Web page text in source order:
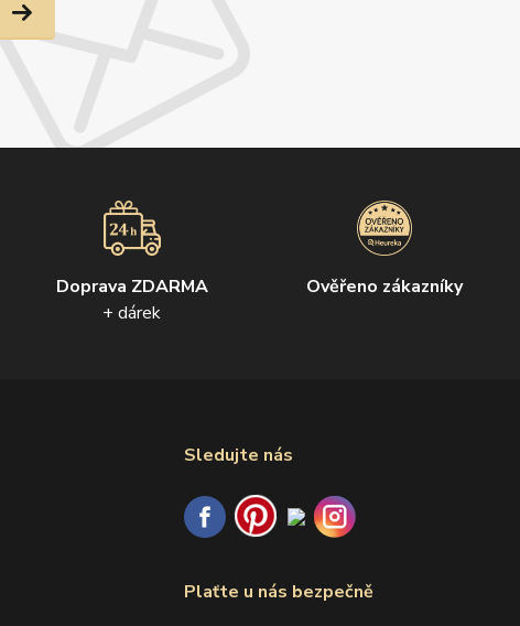
Doprava ZDARMA
+ dárek
Ověřeno zákazníky
Sledujte nás
Plaťte u nás bezpečně